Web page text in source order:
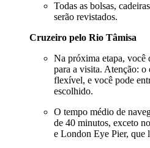
Todas as bolsas,
serão revistados.
Cruzeiro pelo Rio Tâmisa
Na próxima etapa, você
para a visita. Atenção: o
flexível, e você pode
escolhido.
O tempo médio de
de 40 minutos, exceto
e London Eye Pier, que